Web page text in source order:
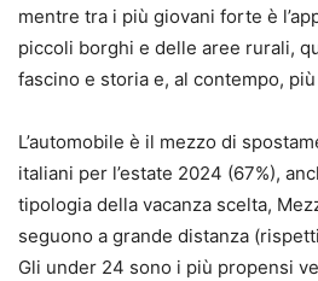
mentre tra i più giovani forte è
piccoli borghi e delle aree rurali,
fascino e storia e, al contempo,
L’automobile è il mezzo di
italiani per l’estate 2024 (67%),
tipologia della vacanza scelta,
seguono a grande distanza
Gli under 24 sono i più propensi